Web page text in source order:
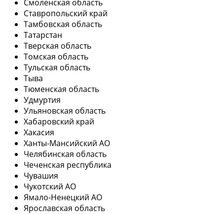
Смоленская область
Ставропольский край
Тамбовская область
Татарстан
Тверская область
Томская область
Тульская область
Тыва
Тюменская область
Удмуртия
Ульяновская область
Хабаровский край
Хакасия
Ханты-Мансийский АО
Челябинская область
Чеченская республика
Чувашия
Чукотский АО
Ямало-Ненецкий АО
Ярославская область